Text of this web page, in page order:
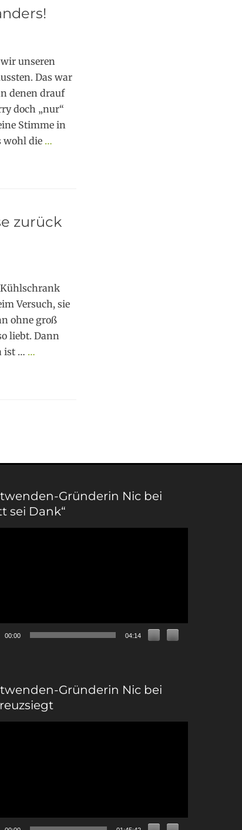
unseren
Das war
denen drauf
doch „nur“
Stimme in
wohl die …
zurück
Versuch, sie
ohne groß
liebt. Dann
ist … …
Gründerin Nic bei
sei Dank“
00:00 04:14
Gründerin Nic bei